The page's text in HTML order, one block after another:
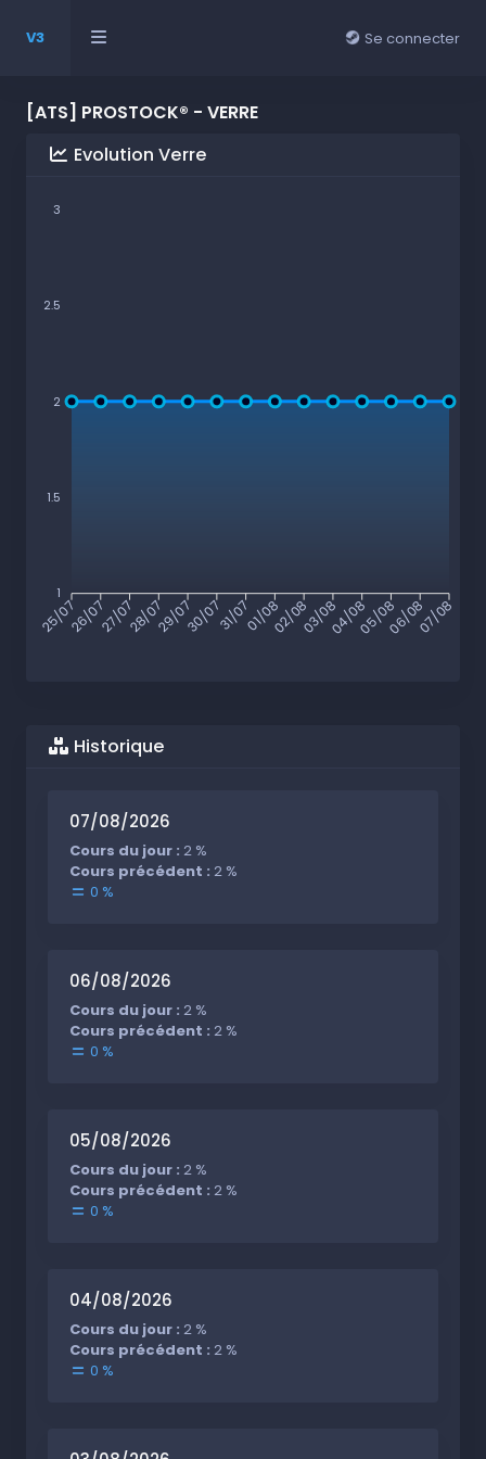
V3 Se connecter
[ATS] PROSTOCK® - VERRE
Evolution Verre
3
2.5
2
1.5
1
25/0726/0727/0728/0729/0730/0731/0701/0802/0803/0804/0805/0806/0807/08
Historique
07/08/2026
Cours du jour : 2 %
Cours précédent : 2 %
0 %
06/08/2026
Cours du jour : 2 %
Cours précédent : 2 %
0 %
05/08/2026
Cours du jour : 2 %
Cours précédent : 2 %
0 %
04/08/2026
Cours du jour : 2 %
Cours précédent : 2 %
0 %